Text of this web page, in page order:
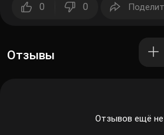
0 0
Отзывы
Отзывов ещё